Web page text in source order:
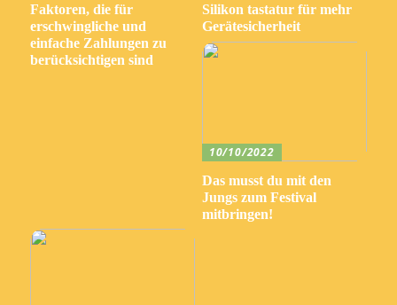
Faktoren, die für
erschwingliche und
einfache Zahlungen zu
berücksichtigen sind
Silikon tastatur für mehr
Gerätesicherheit
10/10/2022
Das musst du mit den
Jungs zum Festival
mitbringen!